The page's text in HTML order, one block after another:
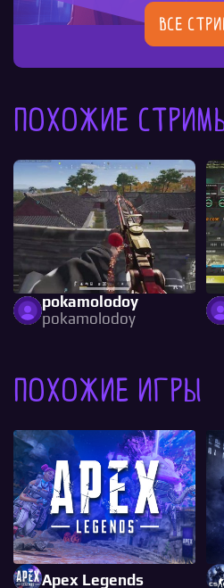
Все
Похожие
pokamolodoy
pokamolodoy
Похожие игры
Apex Legends